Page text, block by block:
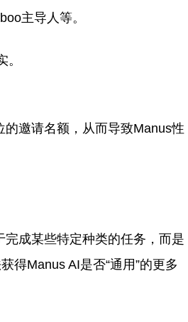
主导人等。
邀请名额，从而导致Manus性
成某些特定种类的任务，而是
Manus AI是否“通用”的更多